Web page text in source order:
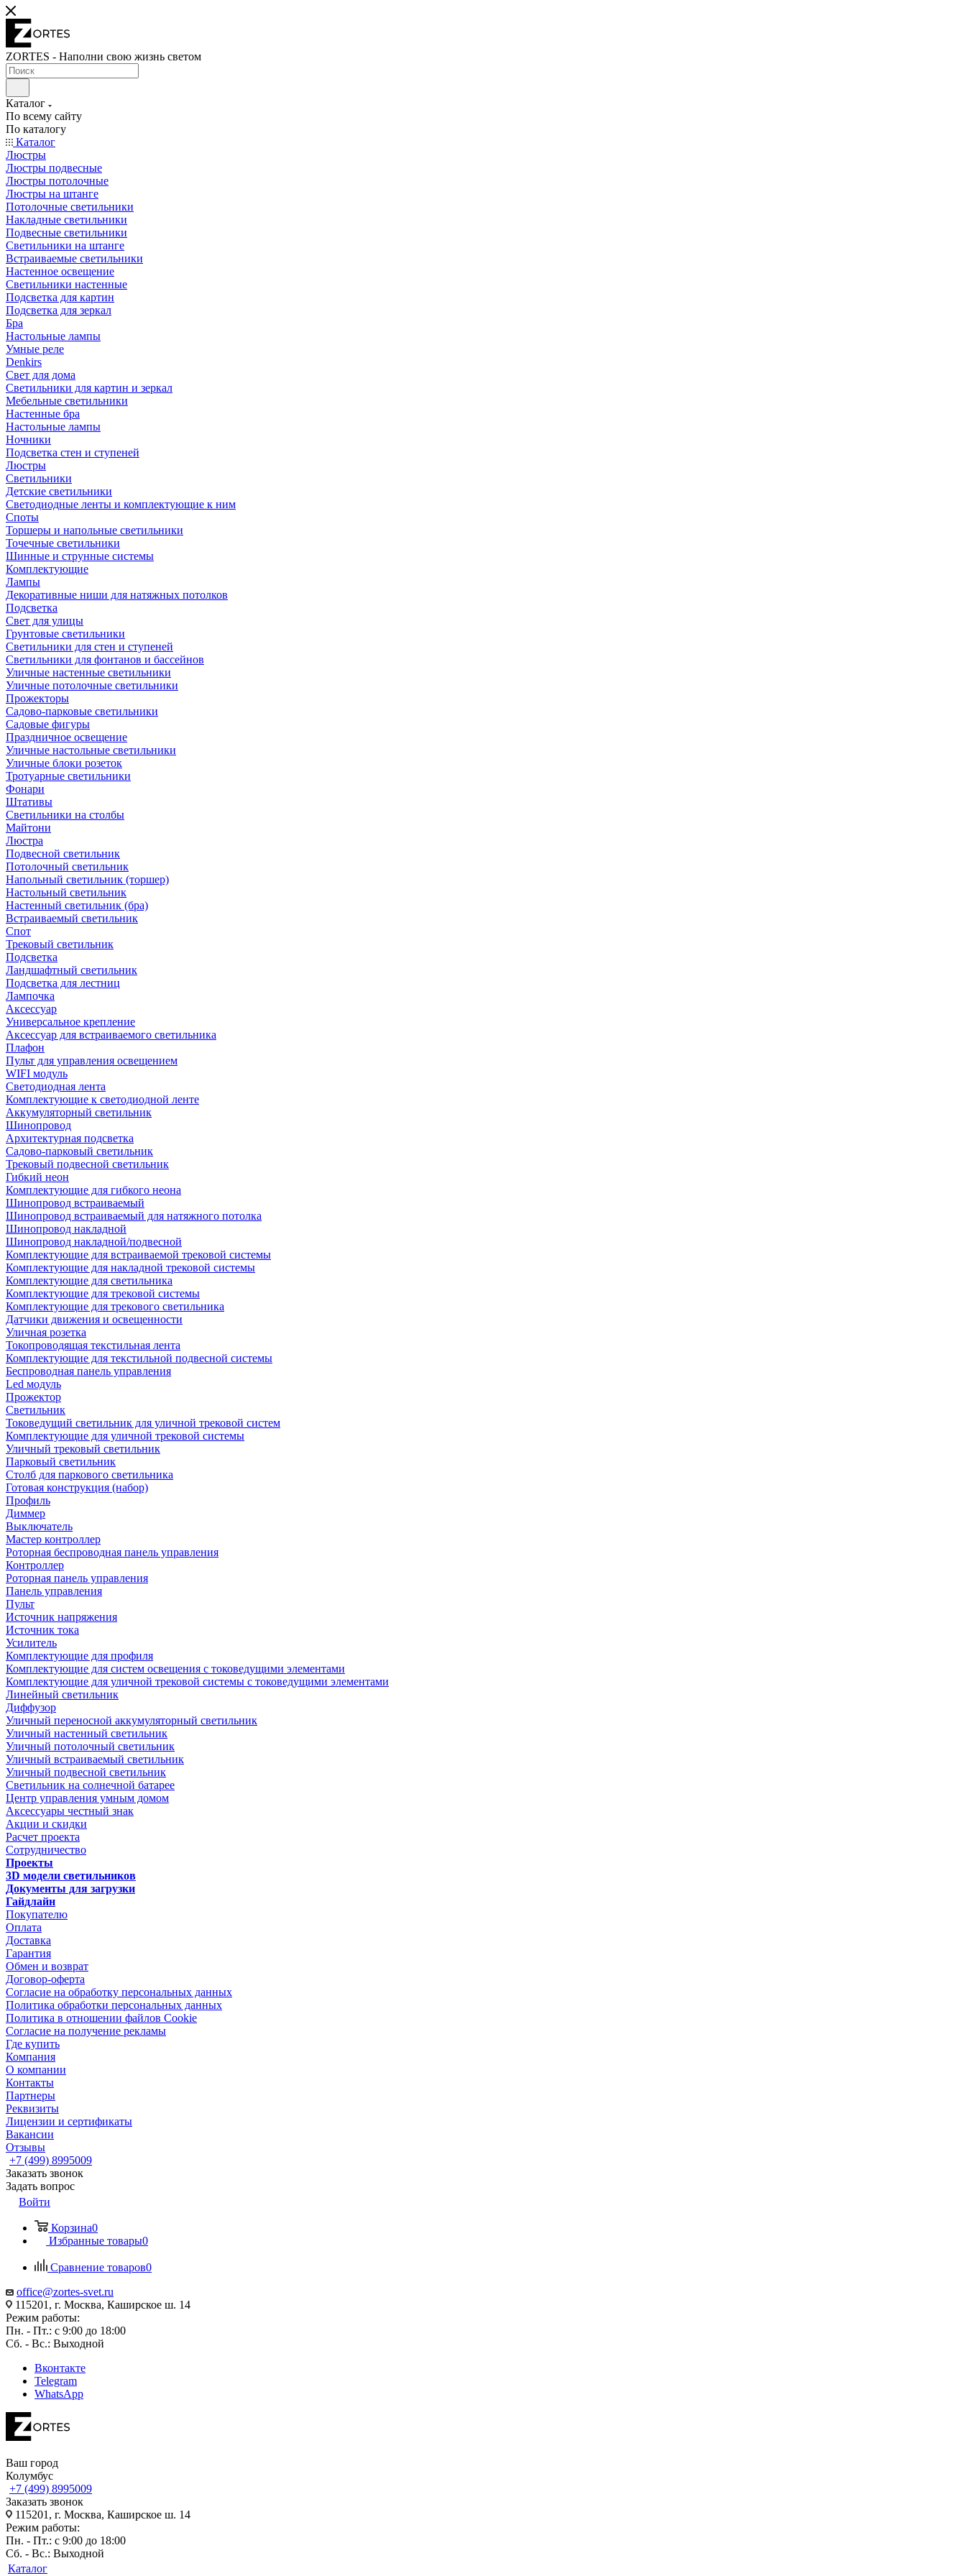
ZORTES - Наполни свою жизнь светом
Каталог
По всему сайту
По каталогу
Каталог
Люстры
Люстры подвесные
Люстры потолочные
Люстры на штанге
Потолочные светильники
Накладные светильники
Подвесные светильники
Светильники на штанге
Встраиваемые светильники
Настенное освещение
Светильники настенные
Подсветка для картин
Подсветка для зеркал
Бра
Настольные лампы
Умные реле
Denkirs
Свет для дома
Светильники для картин и зеркал
Мебельные светильники
Настенные бра
Настольные лампы
Ночники
Подсветка стен и ступеней
Люстры
Светильники
Детские светильники
Светодиодные ленты и комплектующие к ним
Споты
Торшеры и напольные светильники
Точечные светильники
Шинные и струнные системы
Комплектующие
Лампы
Декоративные ниши для натяжных потолков
Подсветка
Свет для улицы
Грунтовые светильники
Светильники для стен и ступеней
Светильники для фонтанов и бассейнов
Уличные настенные светильники
Уличные потолочные светильники
Прожекторы
Садово-парковые светильники
Садовые фигуры
Праздничное освещение
Уличные настольные светильники
Уличные блоки розеток
Тротуарные светильники
Фонари
Штативы
Светильники на столбы
Майтони
Люстра
Подвесной светильник
Потолочный светильник
Напольный светильник (торшер)
Настольный светильник
Настенный светильник (бра)
Встраиваемый светильник
Спот
Трековый светильник
Подсветка
Ландшафтный светильник
Подсветка для лестниц
Лампочка
Аксессуар
Универсальное крепление
Аксессуар для встраиваемого светильника
Плафон
Пульт для управления освещением
WIFI модуль
Светодиодная лента
Комплектующие к светодиодной ленте
Аккумуляторный светильник
Шинопровод
Архитектурная подсветка
Садово-парковый светильник
Трековый подвесной светильник
Гибкий неон
Комплектующие для гибкого неона
Шинопровод встраиваемый
Шинопровод встраиваемый для натяжного потолка
Шинопровод накладной
Шинопровод накладной/подвесной
Комплектующие для встраиваемой трековой системы
Комплектующие для накладной трековой системы
Комплектующие для светильника
Комплектующие для трековой системы
Комплектующие для трекового светильника
Датчики движения и освещенности
Уличная розетка
Токопроводящая текстильная лента
Комплектующие для текстильной подвесной системы
Беспроводная панель управления
Led модуль
Прожектор
Светильник
Токоведущий светильник для уличной трековой систем
Комплектующие для уличной трековой системы
Уличный трековый светильник
Парковый светильник
Столб для паркового светильника
Готовая конструкция (набор)
Профиль
Диммер
Выключатель
Мастер контроллер
Роторная беспроводная панель управления
Контроллер
Роторная панель управления
Панель управления
Пульт
Источник напряжения
Источник тока
Усилитель
Комплектующие для профиля
Комплектующие для систем освещения с токоведущими элементами
Комплектующие для уличной трековой системы с токоведущими элементами
Линейный светильник
Диффузор
Уличный переносной аккумуляторный светильник
Уличный настенный светильник
Уличный потолочный светильник
Уличный встраиваемый светильник
Уличный подвесной светильник
Светильник на солнечной батарее
Центр управления умным домом
Аксессуары честный знак
Акции и скидки
Расчет проекта
Сотрудничество
Проекты
3D модели светильников
Документы для загрузки
Гайдлайн
Покупателю
Оплата
Доставка
Гарантия
Обмен и возврат
Договор-оферта
Согласие на обработку персональных данных
Политика обработки персональных данных
Политика в отношении файлов Cookie
Согласие на получение рекламы
Где купить
Компания
О компании
Контакты
Партнеры
Реквизиты
Лицензии и сертификаты
Вакансии
Отзывы
+7 (499) 8995009
Заказать звонок
Задать вопрос
Войти
Корзина0
Избранные товары0
Сравнение товаров0
office@zortes-svet.ru
115201, г. Москва, Каширское ш. 14
Режим работы:
Пн. - Пт.: с 9:00 до 18:00
Сб. - Вс.: Выходной
Вконтакте
Telegram
WhatsApp
Ваш город
Колумбус
+7 (499) 8995009
Заказать звонок
115201, г. Москва, Каширское ш. 14
Режим работы:
Пн. - Пт.: с 9:00 до 18:00
Сб. - Вс.: Выходной
Каталог